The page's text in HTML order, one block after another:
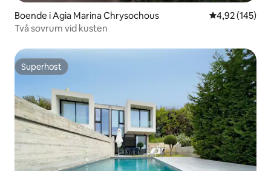
Boende i Agia Marina Chrysochous 4,92 av 5 i
4,92 (145)
Två sovrum vid kusten
Superhost
Superhost